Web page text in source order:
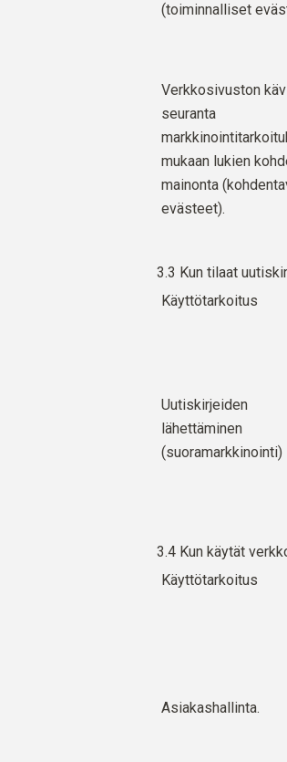
(toiminnalliset
Verkkosivuston
seuranta
mukaan lukien
mainonta
evästeet).
3.3 Kun tilaat
Käyttötarkoitus
Uutiskirjeiden
lähettäminen
(suoramarkkinointi)
3.4 Kun käytät
Käyttötarkoitus
Asiakashallinta.